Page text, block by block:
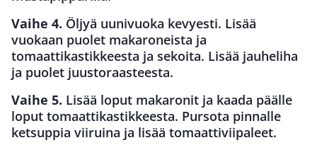
Vaihe 4. Öljyä uunivuoka kevyesti. Lisää
vuokaan puolet makaroneista ja
tomaattikastikkeesta ja sekoita. Lisää jauheliha
ja puolet juustoraasteesta.
Vaihe 5. Lisää loput makaronit ja kaada päälle
loput tomaattikastikkeesta. Pursota pinnalle
ketsuppia viiruina ja lisää tomaattiviipaleet.